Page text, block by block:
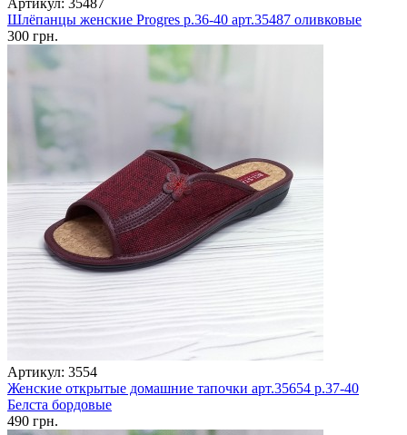
Артикул: 35487
Шлёпанцы женские Progres р.36-40 арт.35487 оливковые
300 грн.
Артикул: 3554
Женские открытые домашние тапочки арт.35654 р.37-40
Белста бордовые
490 грн.